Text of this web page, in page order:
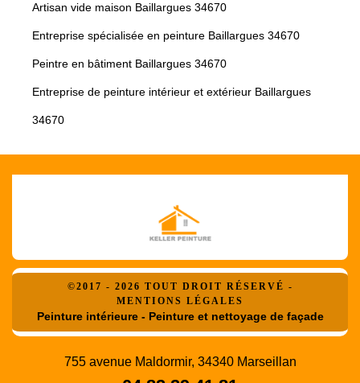
Artisan vide maison Baillargues 34670
Entreprise spécialisée en peinture Baillargues 34670
Peintre en bâtiment Baillargues 34670
Entreprise de peinture intérieur et extérieur Baillargues
34670
©2017 - 2026 TOUT DROIT RÉSERVÉ -
MENTIONS LÉGALES
Peinture intérieure - Peinture et nettoyage de façade
755 avenue Maldormir, 34340 Marseillan